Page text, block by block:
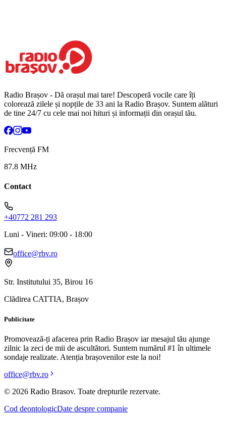
Radio Brașov - Dă orașul mai tare! Descoperă vocile care îți
colorează zilele și nopțile de 33 ani la Radio Brașov. Suntem alături
de tine 24/7 cu cele mai noi hituri și informații din orașul tău.
Frecvență FM
87.8 MHz
Contact
+40772 281 293
Luni - Vineri: 09:00 - 18:00
office@rbv.ro
Str. Institutului 35, Birou 16
Clădirea CATTIA, Brașov
Publicitate
Promovează-ți afacerea prin Radio Brașov iar mesajul tău ajunge
zilnic la zeci de mii de ascultători. Suntem numărul #1 în ultimele
sondaje realizate. Atenția brașovenilor este la noi!
office@rbv.ro
© 2026 Radio Brasov. Toate drepturile rezervate.
Cod deontologicDate despre companie